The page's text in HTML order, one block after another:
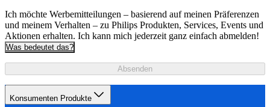
Ich möchte Werbemitteilungen – basierend auf meinen Präferenzen
und meinem Verhalten – zu Philips Produkten, Services, Events und
Aktionen erhalten. Ich kann mich jederzeit ganz einfach abmelden!
Was bedeutet das?
Absenden
Konsumenten Produkte